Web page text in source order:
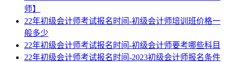
师】
22年初级会计师考试报名时间-初级会计师培训班价格一
般多少
22年初级会计师考试报名时间-初级会计师要考哪些科目
22年初级会计师考试报名时间-2023初级会计师报名条件